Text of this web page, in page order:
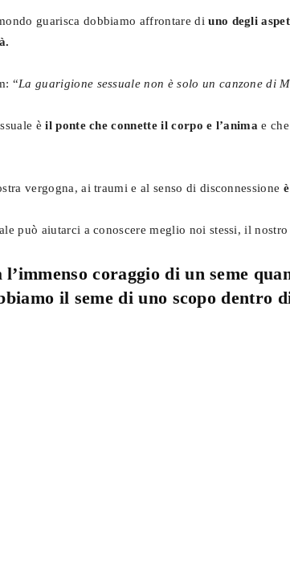
guarisca dobbiamo affrontare diuno degli
“La guarigione sessuale non è solo un canzone di
èil ponte che connette il corpo e l’animae
vergogna, ai traumi e al senso di disconnessione
può aiutarci a conoscere meglio noi stessi, il
coraggio di un seme
il seme di uno scopo dentro